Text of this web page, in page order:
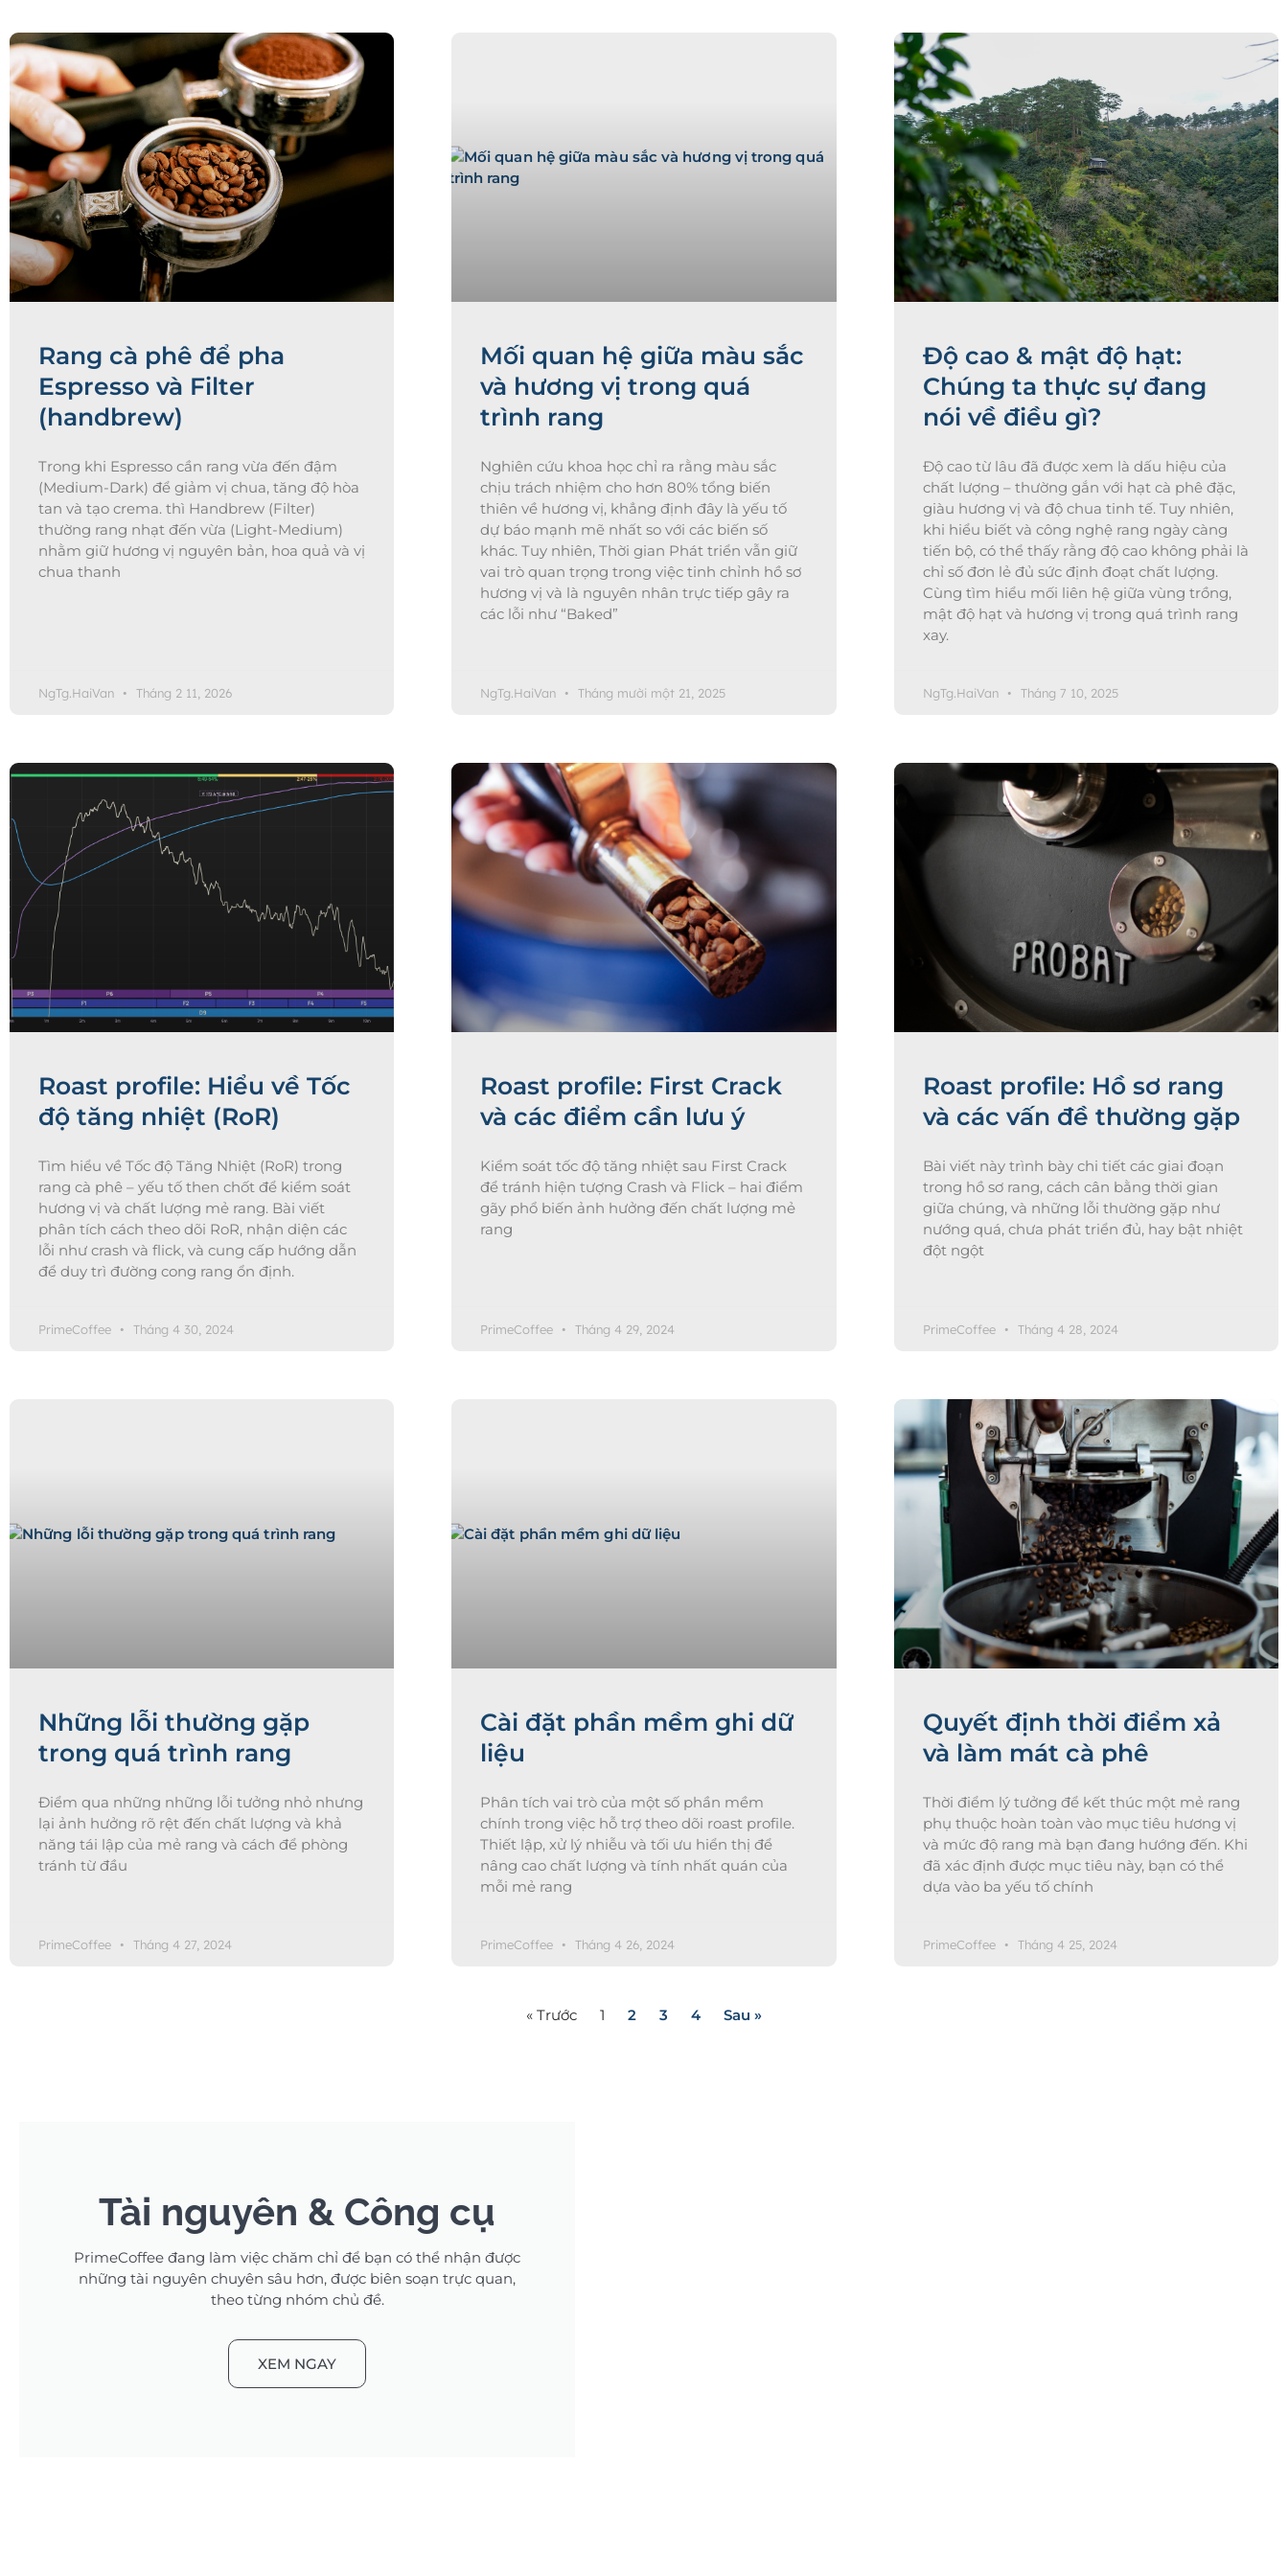
Quá trình rang cà phê ở một phương diện nào
đó thường khiến ta liên tưởng đến thuật giả
kim, mặc dù những người Ethiopia đầu tiên đã
rang cà phê cách nay hàng trăm năm !
Rang cà phê để pha
Espresso và Filter
(handbrew)
Trong khi Espresso cần rang vừa đến đậm
(Medium-Dark) để giảm vị chua, tăng độ hòa
tan và tạo crema. thì Handbrew (Filter)
thường rang nhạt đến vừa (Light-Medium)
nhằm giữ hương vị nguyên bản, hoa quả và vị
chua thanh
NgTg.HaiVan Tháng 2 11, 2026
Mối quan hệ giữa màu sắc
và hương vị trong quá
trình rang
Nghiên cứu khoa học chỉ ra rằng màu sắc
chịu trách nhiệm cho hơn 80% tổng biến
thiên về hương vị, khẳng định đây là yếu tố
dự báo mạnh mẽ nhất so với các biến số
khác. Tuy nhiên, Thời gian Phát triển vẫn giữ
vai trò quan trọng trong việc tinh chỉnh hồ sơ
hương vị và là nguyên nhân trực tiếp gây ra
các lỗi như “Baked”
NgTg.HaiVan Tháng mười một 21, 2025
Độ cao & mật độ hạt:
Chúng ta thực sự đang
nói về điều gì?
Độ cao từ lâu đã được xem là dấu hiệu của
chất lượng – thường gắn với hạt cà phê đặc,
giàu hương vị và độ chua tinh tế. Tuy nhiên,
khi hiểu biết và công nghệ rang ngày càng
tiến bộ, có thể thấy rằng độ cao không phải là
chỉ số đơn lẻ đủ sức định đoạt chất lượng.
Cùng tìm hiểu mối liên hệ giữa vùng trồng,
mật độ hạt và hương vị trong quá trình rang
xay.
NgTg.HaiVan Tháng 7 10, 2025
Roast profile: Hiểu về Tốc
độ tăng nhiệt (RoR)
Tìm hiểu về Tốc độ Tăng Nhiệt (RoR) trong
rang cà phê – yếu tố then chốt để kiểm soát
hương vị và chất lượng mẻ rang. Bài viết
phân tích cách theo dõi RoR, nhận diện các
lỗi như crash và flick, và cung cấp hướng dẫn
để duy trì đường cong rang ổn định.
PrimeCoffee Tháng 4 30, 2024
Roast profile: First Crack
và các điểm cần lưu ý
Kiểm soát tốc độ tăng nhiệt sau First Crack
để tránh hiện tượng Crash và Flick – hai điểm
gãy phổ biến ảnh hưởng đến chất lượng mẻ
rang
PrimeCoffee Tháng 4 29, 2024
Roast profile: Hồ sơ rang
và các vấn đề thường gặp
Bài viết này trình bày chi tiết các giai đoạn
trong hồ sơ rang, cách cân bằng thời gian
giữa chúng, và những lỗi thường gặp như
nướng quá, chưa phát triển đủ, hay bật nhiệt
đột ngột
PrimeCoffee Tháng 4 28, 2024
Những lỗi thường gặp
trong quá trình rang
Điểm qua những những lỗi tưởng nhỏ nhưng
lại ảnh hưởng rõ rệt đến chất lượng và khả
năng tái lập của mẻ rang và cách để phòng
tránh từ đầu
PrimeCoffee Tháng 4 27, 2024
Cài đặt phần mềm ghi dữ
liệu
Phân tích vai trò của một số phần mềm
chính trong việc hỗ trợ theo dõi roast profile.
Thiết lập, xử lý nhiễu và tối ưu hiển thị để
nâng cao chất lượng và tính nhất quán của
mỗi mẻ rang
PrimeCoffee Tháng 4 26, 2024
Quyết định thời điểm xả
và làm mát cà phê
Thời điểm lý tưởng để kết thúc một mẻ rang
phụ thuộc hoàn toàn vào mục tiêu hương vị
và mức độ rang mà bạn đang hướng đến. Khi
đã xác định được mục tiêu này, bạn có thể
dựa vào ba yếu tố chính
PrimeCoffee Tháng 4 25, 2024
« Trước 1 2 3 4 Sau »
Tài nguyên & Công cụ
PrimeCoffee đang làm việc chăm chỉ để bạn có thể nhận được
những tài nguyên chuyên sâu hơn, được biên soạn trực quan,
theo từng nhóm chủ đề.
XEM NGAY